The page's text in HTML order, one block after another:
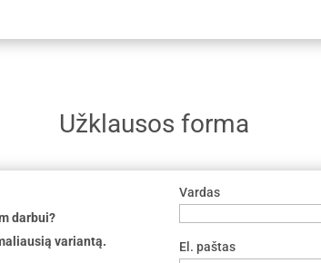
Užklausos forma
darbui?
variantą.
Vardas
El. paštas